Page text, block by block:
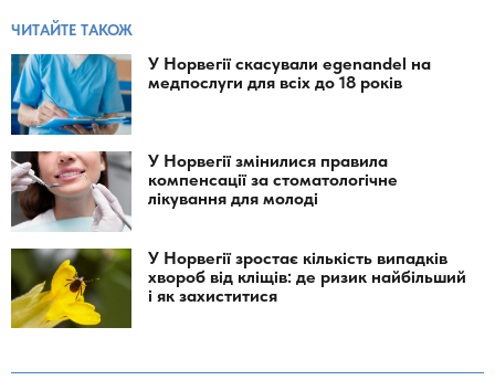
ЧИТАЙТЕ ТАКОЖ
У Норвегії скасували egenandel на
медпослуги для всіх до 18 років
У Норвегії змінилися правила
компенсації за стоматологічне
лікування для молоді
У Норвегії зростає кількість випадків
хвороб від кліщів: де ризик найбільший
і як захиститися